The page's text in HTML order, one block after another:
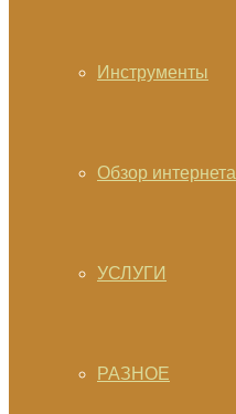
Инструменты
Обзор интернета
УСЛУГИ
РАЗНОЕ